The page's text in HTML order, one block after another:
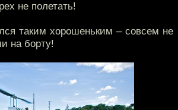
не полетать!
таким хорошеньким – совсем не
на борту!